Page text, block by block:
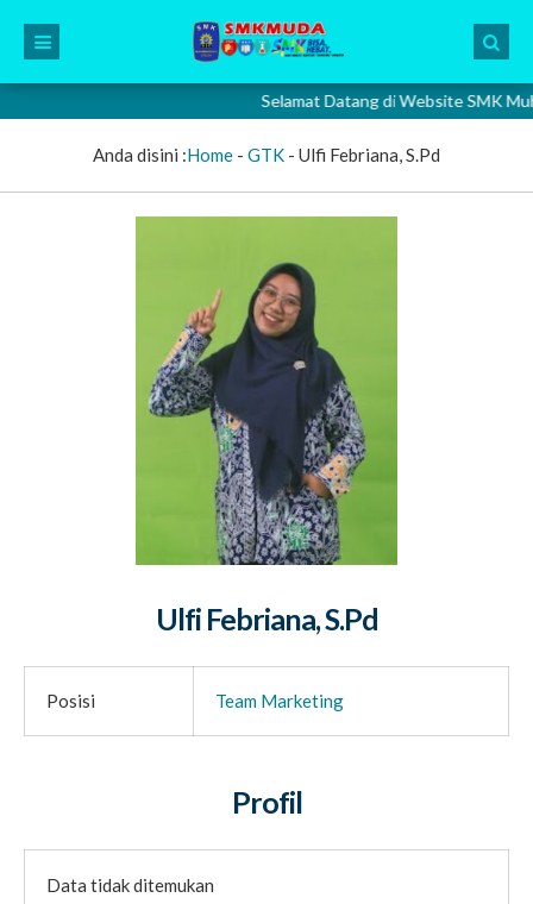
Selamat Datang di Website SMK
Anda disini :Home - GTK - Ulfi Febriana, S.Pd
Ulfi Febriana, S.Pd
Posisi Team Marketing
Profil
Data tidak ditemukan